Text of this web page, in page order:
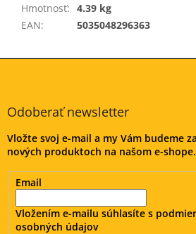
Hmotnosť: 4.39 kg
EAN: 5035048296363
Z
Odoberať newsletter
Vložte svoj e-mail a my Vám budeme
nových produktoch na našom e-shope.
Email
Vložením e-mailu súhlasíte s
osobných údajov